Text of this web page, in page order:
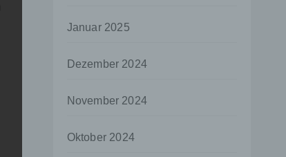
Januar 2025
Dezember 2024
November 2024
Oktober 2024